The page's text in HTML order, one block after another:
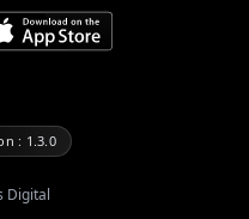
: 1.3.0
Digital